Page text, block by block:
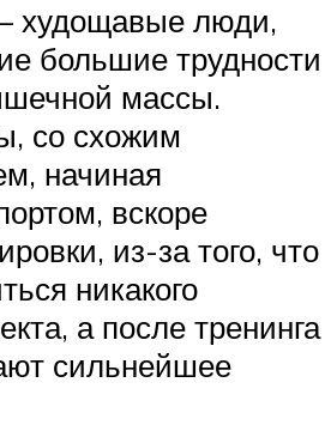
худощавые люди,
большие трудности
массы.
со схожим
начиная
вскоре
из-за того, что
никакого
а после тренинга
сильнейшее